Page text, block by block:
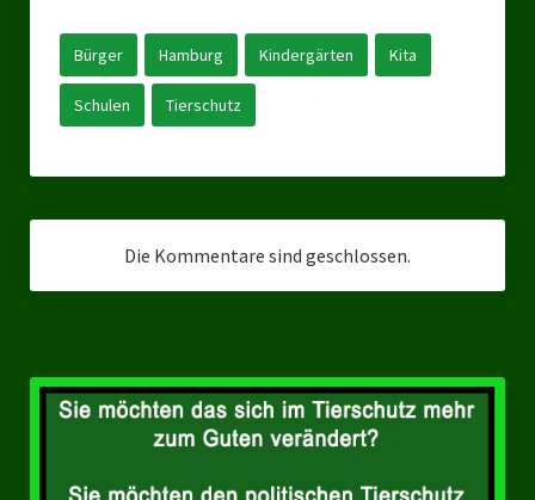
Kommunalwahl Nordrhein-Westfalen 2025
Unsere Kandidaten für Duisburg
Europawahl 2024
Landtagswahl Thüringen 2024
Bürger Hamburg Kindergärten Kita
Schulen Tierschutz
Die Kommentare sind geschlossen.